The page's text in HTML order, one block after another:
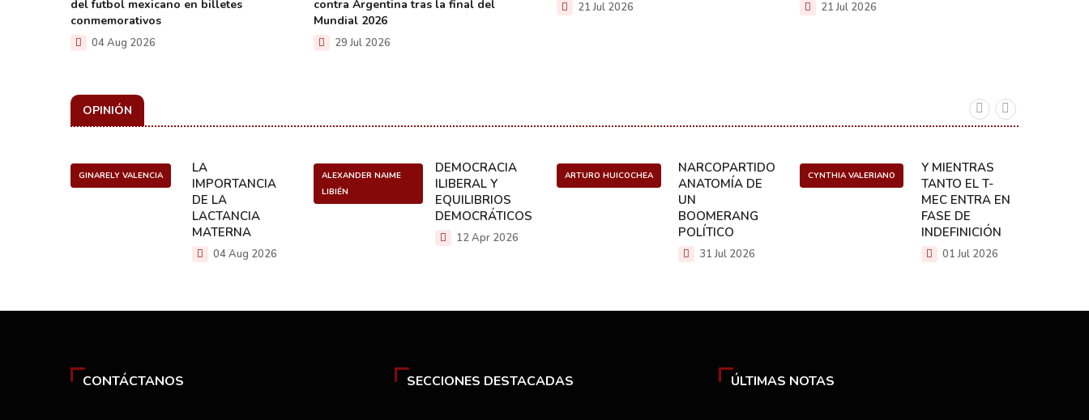
del futbol mexicano en billetes
conmemorativos
04 Aug 2026
contra Argentina tras la final del
Mundial 2026
29 Jul 2026
21 Jul 2026 21 Jul 2026
OPINIÓN
GINARELY VALENCIA
LA
IMPORTANCIA
DE LA
LACTANCIA
MATERNA
04 Aug 2026
ALEXANDER NAIME
LIBIÉN
DEMOCRACIA
ILIBERAL Y
EQUILIBRIOS
DEMOCRÁTICOS
12 Apr 2026
ARTURO HUICOCHEA
NARCOPARTIDO:
ANATOMÍA DE
UN
BOOMERANG
POLÍTICO
31 Jul 2026
CYNTHIA VALERIANO
Y MIENTRAS
TANTO EL T-
MEC ENTRA EN
FASE DE
INDEFINICIÓN
01 Jul 2026
CONTÁCTANOS SECCIONES DESTACADAS ÚLTIMAS NOTAS